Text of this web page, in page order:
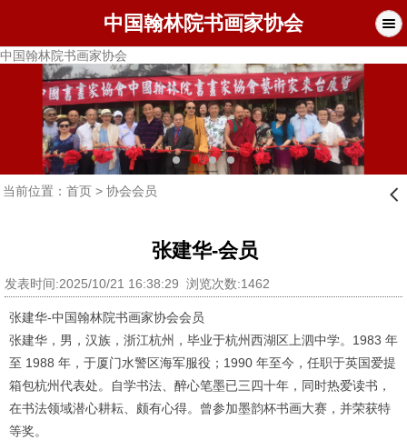
中国翰林院书画家协会
中国翰林院书画家协会
当前位置： 首页> 协会会员 󰊒
张建华-会员
发表时间:2025/10/21 16:38:29 浏览次数:1462
张建华-中国翰林院书画家协会会员
张建华，男，汉族，浙江杭州，毕业于杭州西湖区上泗中学。1983 年
至 1988 年，于厦门水警区海军服役；1990 年至今，任职于英国爱提
箱包杭州代表处。自学书法、醉心笔墨已三四十年，同时热爱读书，
在书法领域潜心耕耘、颇有心得。曾参加墨韵杯书画大赛，并荣获特
等奖。